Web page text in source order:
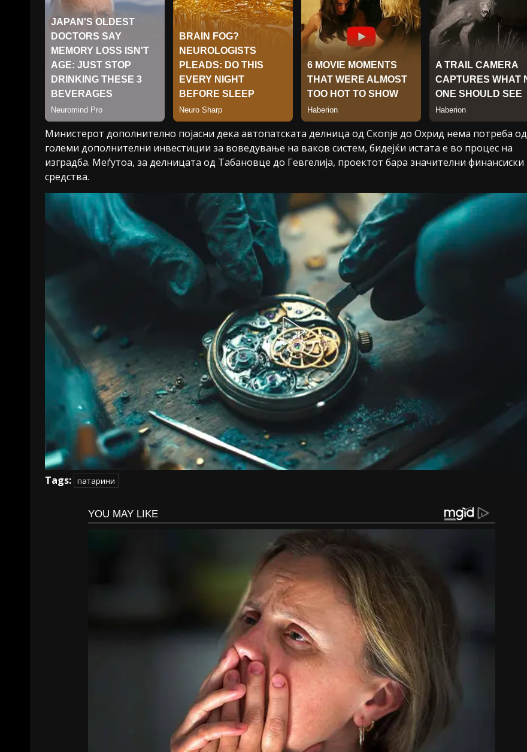
Министерот дополнително појасни дека автопатската делница од Скопје до Охрид нема потреба од
големи дополнителни инвестиции за воведување на ваков систем, бидејќи истата е во процес на
изградба. Меѓутоа, за делницата од Табановце до Гевгелија, проектот бара значителни финансиски
средства.
Tags: патарини